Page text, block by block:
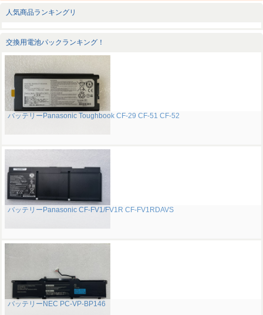
人気商品ランキングリ
交換用電池パックランキング！
バッテリーPanasonic Toughbook CF-29 CF-51 CF-52
バッテリーPanasonic CF-FV1/FV1R CF-FV1RDAVS
バッテリーNEC PC-VP-BP146